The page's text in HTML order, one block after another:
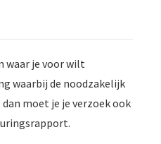
waar je voor wilt
waarbij de noodzakelijk
moet je je verzoek ook